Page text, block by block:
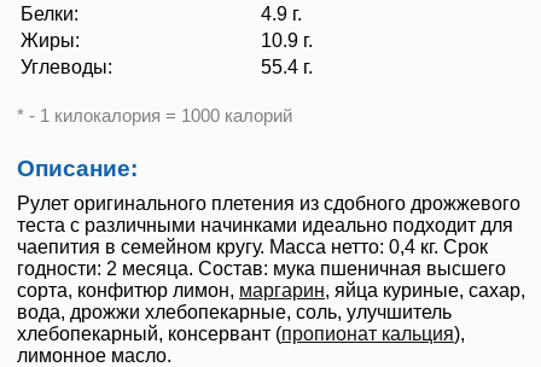
Белки:
4.9 г.
Жиры:
10.9 г.
Углеводы:
55.4 г.
* - 1 килокалория = 1000 калорий
Описание:
Рулет оригинального плетения из сдобного дрожжевого
теста с различными начинками идеально подходит для
чаепития в семейном кругу. Масса нетто: 0,4 кг. Срок
годности: 2 месяца. Состав: мука пшеничная высшего
сорта, конфитюр лимон, маргарин, яйца куриные, сахар,
вода, дрожжи хлебопекарные, соль, улучшитель
хлебопекарный, консервант (пропионат кальция),
лимонное масло.